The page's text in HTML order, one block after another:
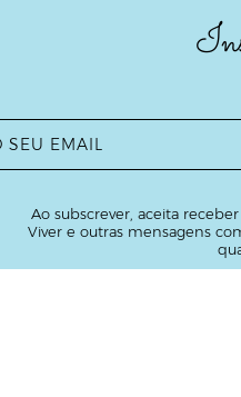
Ao subscrever, aceita
Viver e outras mensagens